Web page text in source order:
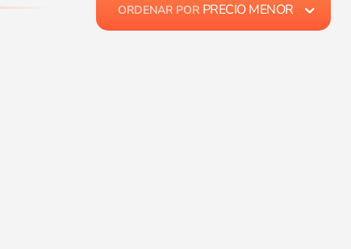
ORDENAR POR PRECIO MENOR